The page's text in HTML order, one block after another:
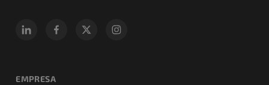
EMPRESA